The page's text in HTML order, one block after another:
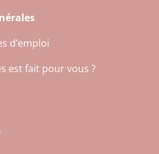
d’emploi
est fait pour vous ?